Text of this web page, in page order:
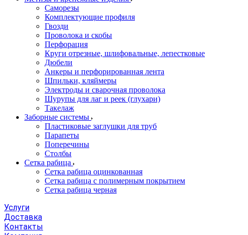
Саморезы
Комплектующие профиля
Гвозди
Проволока и скобы
Перфорация
Круги отрезные, шлифовальные, лепестковые
Дюбели
Анкеры и перфорированная лента
Шпильки, кляймеры
Электроды и сварочная проволока
Шурупы для лаг и реек (глухари)
Такелаж
Заборные системы
Пластиковые заглушки для труб
Парапеты
Поперечины
Столбы
Сетка рабица
Сетка рабица оцинкованная
Сетка рабица с полимерным покрытием
Сетка рабица черная
Услуги
Доставка
Контакты